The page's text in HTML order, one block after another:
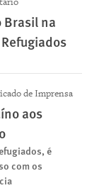
Brasil na
de Imprensa
aos
é
com os